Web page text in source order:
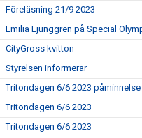
Föreläsning 21/9 2023
Emilia Ljunggren på Special
CityGross kvitton
Styrelsen informerar
Tritondagen 6/6 2023 påminnelse
Tritondagen 6/6 2023
Tritondagen 6/6 2023